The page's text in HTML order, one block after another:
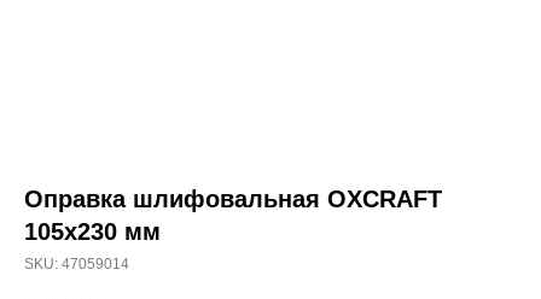
Оправка шлифовальная OXCRAFT
105х230 мм
SKU: 47059014